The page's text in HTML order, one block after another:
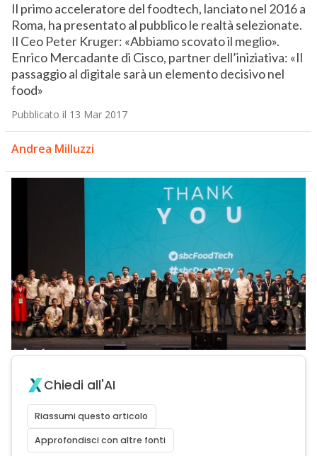
Il primo acceleratore del foodtech, lanciato nel 2016 a
Roma, ha presentato al pubblico le realtà selezionate.
Il Ceo Peter Kruger: «Abbiamo scovato il meglio».
Enrico Mercadante di Cisco, partner dell’iniziativa: «Il
passaggio al digitale sarà un elemento decisivo nel
food»
Pubblicato il 13 Mar 2017
Andrea Milluzzi
Chiedi all'AI
Riassumi questo articolo
Approfondisci con altre fonti